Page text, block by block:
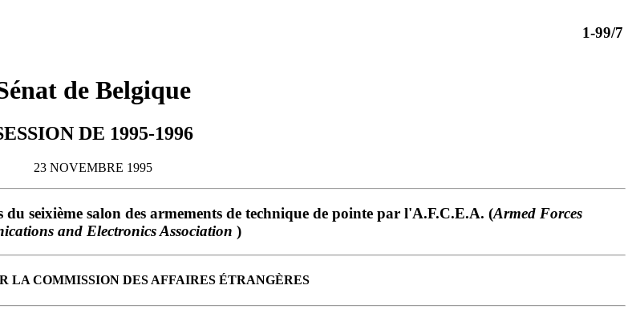
1-99/7
de Belgique
DE 1995-1996
23 NOVEMBRE 1995
seixième salon des armements de technique de pointe par l'A.F.C.E.A. (Armed Forces
and Electronics Association )
LA COMMISSION DES AFFAIRES ÉTRANGÈRES